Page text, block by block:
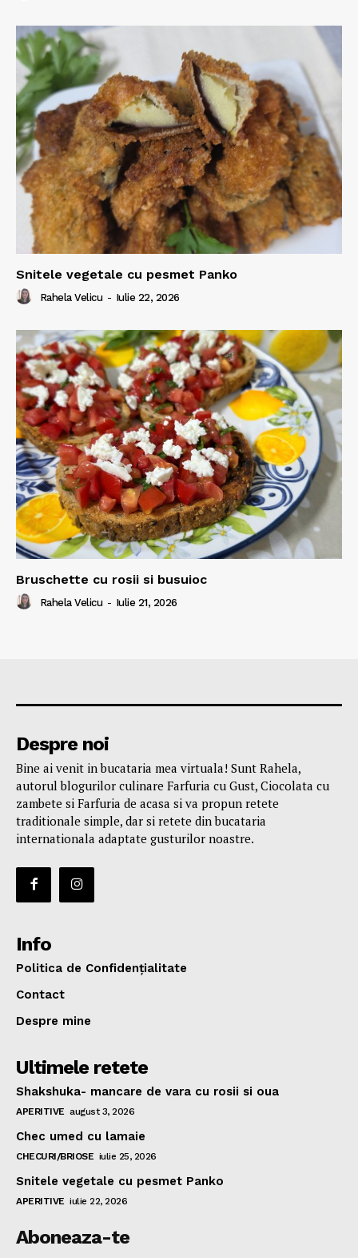
Snitele vegetale cu pesmet Panko
Rahela Velicu - Iulie 22, 2026
Bruschette cu rosii si busuioc
Rahela Velicu - Iulie 21, 2026
Despre noi
Bine ai venit in bucataria mea virtuala! Sunt Rahela,
autorul blogurilor culinare Farfuria cu Gust, Ciocolata cu
zambete si Farfuria de acasa si va propun retete
traditionale simple, dar si retete din bucataria
internationala adaptate gusturilor noastre.
Info
Politica de Confidențialitate
Contact
Despre mine
Ultimele retete
Shakshuka- mancare de vara cu rosii si oua
APERITIVE august 3, 2026
Chec umed cu lamaie
CHECURI/BRIOSE iulie 25, 2026
Snitele vegetale cu pesmet Panko
APERITIVE iulie 22, 2026
Aboneaza-te